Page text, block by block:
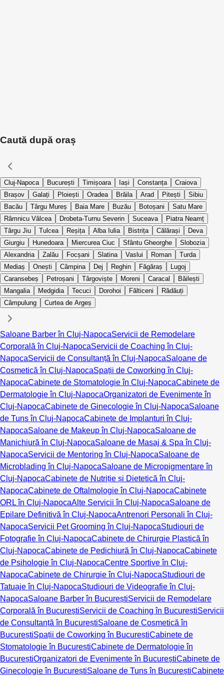
Caută după oraș
Cluj-Napoca București Timișoara Iași Constanța
Craiova
Brașov
Galați Ploiești Oradea Brăila Arad Pitești
Sibiu
Bacău
Târgu Mureș Baia Mare Buzău Botoșani
Satu Mare
Râmnicu Vâlcea
Drobeta-Turnu Severin Suceava
Piatra Neamț
Târgu Jiu
Tulcea Reșița Alba Iulia Bistrița Călărași
Deva
Giurgiu
Hunedoara Miercurea Ciuc Sfântu Gheorghe
Slobozia
Alexandria
Zalău Focșani Slatina Vaslui Roman
Turda
Mediaș
Onești Câmpina Dej Reghin Făgăraș
Lugoj
Caransebeș
Petroșani Târgoviște Moreni Caracal
Băilești
Mangalia
Medgidia Tecuci Dorohoi Fălticeni
Rădăuți
Câmpulung
Curtea de Argeș
Saloane Barber în Cluj-NapocaServicii de Remodelare
Corporală în Cluj-NapocaServicii de Coaching în Cluj-
NapocaServicii de Consultanță în Cluj-NapocaSaloane de
Cosmetică în Cluj-NapocaSpații de Coworking în Cluj-
NapocaCabinete de Stomatologie în Cluj-NapocaCabinete de
Dermatologie în Cluj-NapocaOrganizatori de Evenimente în
Cluj-NapocaCabinete de Ginecologie în Cluj-NapocaSaloane
de Tuns în Cluj-NapocaCabinete de Implanturi în Cluj-
NapocaSaloane de Makeup în Cluj-NapocaSaloane de
Manichiură în Cluj-NapocaSaloane de Masaj & Spa în Cluj-
NapocaServicii de Mentoring în Cluj-NapocaSaloane de
Microblading în Cluj-NapocaSaloane de Micropigmentare în
Cluj-NapocaCabinete de Nutriție și Dietetică în Cluj-
NapocaCabinete de Oftalmologie în Cluj-NapocaCabinete
ORL în Cluj-NapocaAlte Servicii în Cluj-NapocaSaloane de
Epilare Definitivă în Cluj-NapocaAntrenori Personali în Cluj-
NapocaServicii Pet Grooming în Cluj-NapocaStudiouri de
Fotografie în Cluj-NapocaCabinete de Chirurgie Plastică în
Cluj-NapocaCabinete de Pedichiură în Cluj-NapocaCabinete
de Psihologie în Cluj-NapocaCentre Sportive în Cluj-
NapocaCabinete de Chirurgie în Cluj-NapocaStudiouri de
Tatuaje în Cluj-NapocaStudiouri de Videografie în Cluj-
NapocaSaloane Barber în BucureștiServicii de Remodelare
Corporală în BucureștiServicii de Coaching în BucureștiServicii
de Consultanță în BucureștiSaloane de Cosmetică în
BucureștiSpații de Coworking în BucureștiCabinete de
Stomatologie în BucureștiCabinete de Dermatologie în
BucureștiOrganizatori de Evenimente în BucureștiCabinete de
Ginecologie în BucureștiSaloane de Tuns în BucureștiCabinete